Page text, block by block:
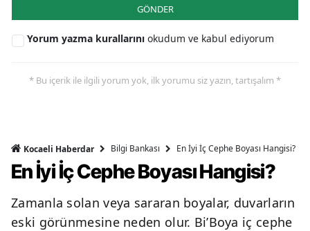
GÖNDER
Yorum yazma kurallarını okudum ve kabul ediyorum
* Bu içerik ile ilgili yorum yok, ilk yorumu siz yazın, tartışalım *
Kocaeli Haberdar Bilgi Bankası En İyi İç Cephe Boyası Hangisi?
En İyi İç Cephe Boyası Hangisi?
Zamanla solan veya sararan boyalar, duvarların
eski görünmesine neden olur. Bi’Boya iç cephe